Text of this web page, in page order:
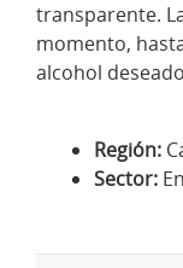
transparente.
momento,
alcohol
Región:
Sector: